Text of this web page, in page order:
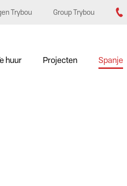
Trybou Group Trybou
huur Projecten Spanje